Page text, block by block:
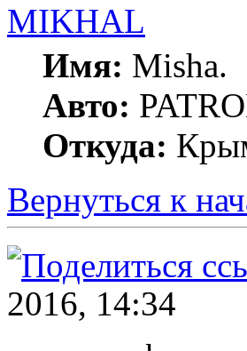
MIKHAL
Имя: Misha.
Авто:
Откуда:
Вернуться к
2016, 14:34